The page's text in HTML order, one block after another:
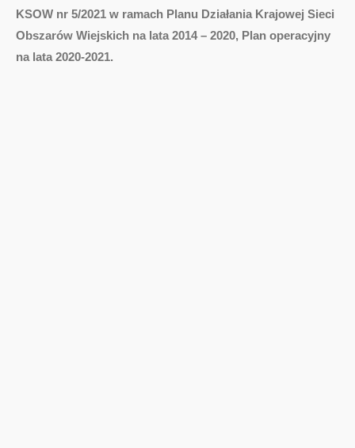
KSOW nr 5/2021 w ramach Planu Działania Krajowej Sieci
Obszarów Wiejskich na lata 2014 – 2020, Plan operacyjny
na lata 2020-2021.